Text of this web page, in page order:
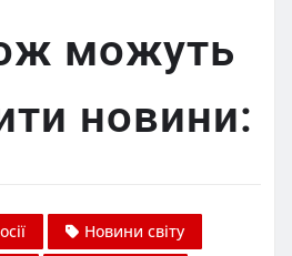
можуть
новини:
Новини світу